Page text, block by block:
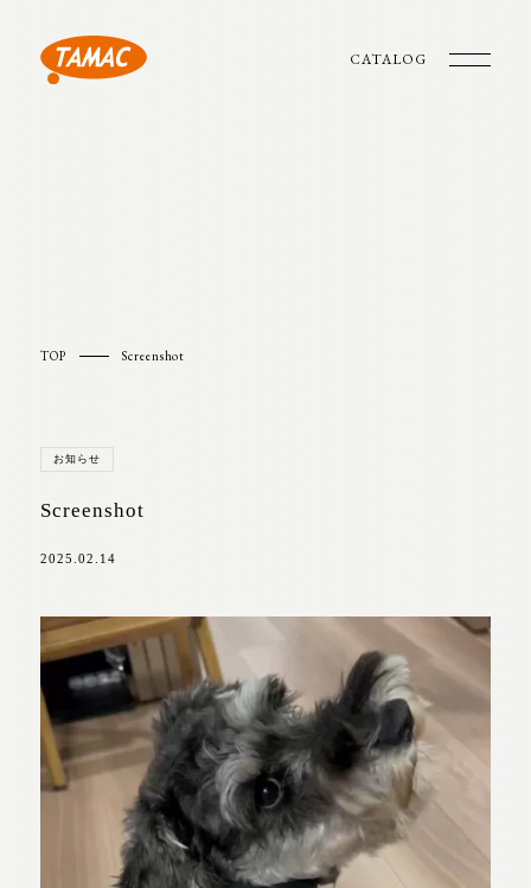
CATALOG
TOP Screenshot
お知らせ
Screenshot
2025.02.14